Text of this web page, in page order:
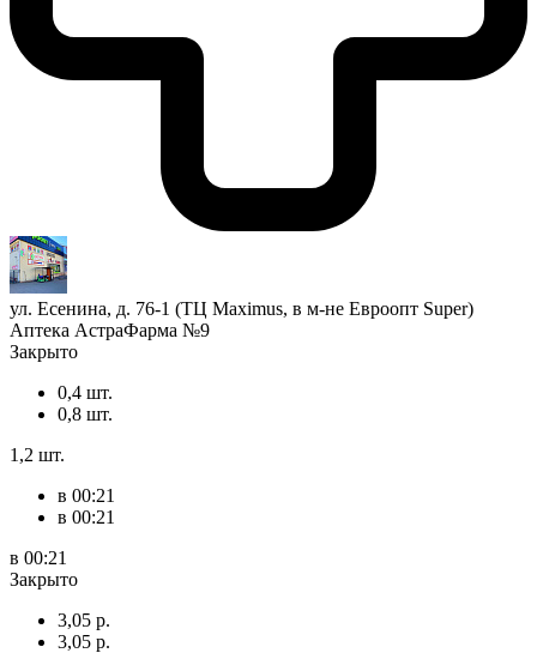
ул. Есенина, д. 76-1 (ТЦ Maximus, в м-не Евроопт Super)
Аптека АстраФарма №9
Закрыто
0,4 шт.
0,8 шт.
1,2 шт.
в 00:21
в 00:21
в 00:21
Закрыто
3,05 р.
3,05 р.